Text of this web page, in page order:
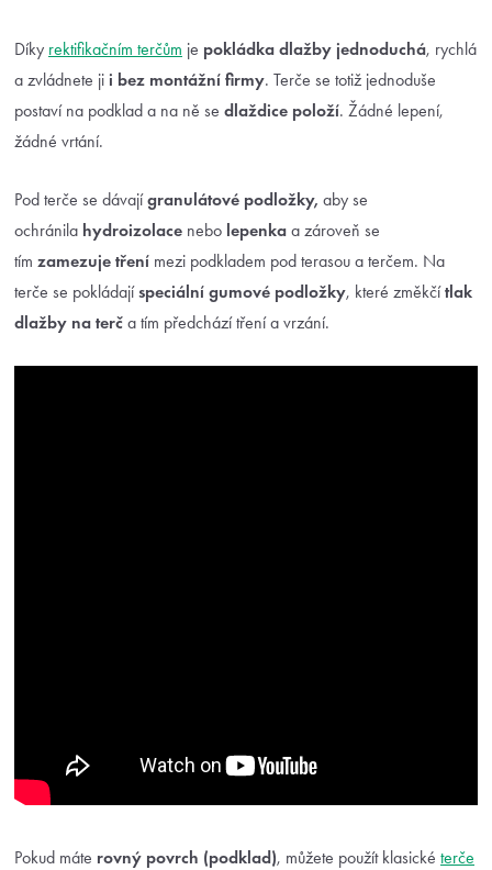
Díky rektifikačním terčům je pokládka dlažby jednoduchá, rychlá
a zvládnete ji i bez montážní firmy. Terče se totiž jednoduše
postaví na podklad a na ně se dlaždice položí. Žádné lepení,
žádné vrtání.
Pod terče se dávajígranulátové podložky, aby se
ochránila hydroizolace nebo lepenka a zároveň se
tím zamezuje tření mezi podkladem pod terasou a terčem. Na
terče se pokládajíspeciální gumové podložky, které změkčítlak
dlažby na terč a tím předchází tření a vrzání.
Pokud máte rovný povrch (podklad), můžete použít klasické terče